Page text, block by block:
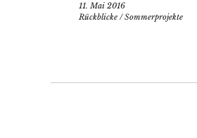
11. Mai 2016
Rückblicke /Sommerprojekte